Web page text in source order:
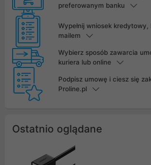
preferowanym banku
Wypełnij wniosek
mailem
Wybierz sposób zawarcia
kuriera lub online
Podpisz umowę i ciesz się
Proline.pl
Ostatnio oglądane